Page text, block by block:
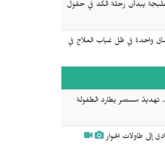
يبدأن رحلة الكد في حقول
واحدة في ظل غياب العلاج في
مستمر يطارد الطفولة